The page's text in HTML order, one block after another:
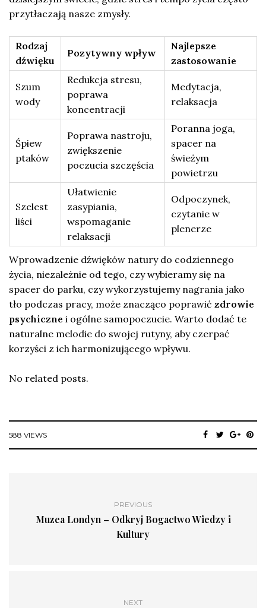
przytłaczają nasze zmysły.
Rodzaj
dźwięku
Pozytywny wpływ
Najlepsze
zastosowanie
Szum
wody
Redukcja stresu,
poprawa
koncentracji
Medytacja,
relaksacja
Śpiew
ptaków
Poprawa nastroju,
zwiększenie
poczucia szczęścia
Poranna joga,
spacer na
świeżym
powietrzu
Szelest
liści
Ułatwienie
zasypiania,
wspomaganie
relaksacji
Odpoczynek,
czytanie w
plenerze
Wprowadzenie dźwięków natury do codziennego
życia, niezależnie od tego, czy wybieramy się na
spacer do parku, czy wykorzystujemy nagrania jako
tło podczas pracy, może znacząco poprawić zdrowie
psychiczne i ogólne samopoczucie. Warto dodać te
naturalne melodie do swojej rutyny, aby czerpać
korzyści z ich harmonizującego wpływu.
No related posts.
588 VIEWS
PREVIOUS
Muzea Londyn – Odkryj Bogactwo Wiedzy i
Kultury
NEXT